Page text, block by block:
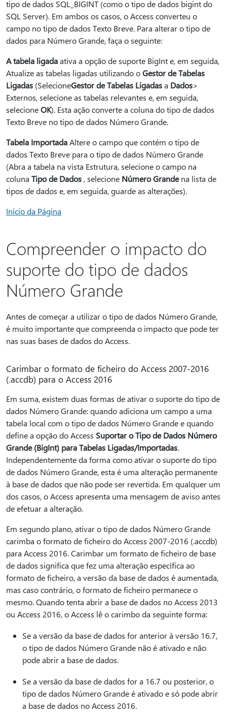
tipo de dados SQL_BIGINT (como o tipo de dados bigint do
SQL Server). Em ambos os casos, o Access converteu o
campo no tipo de dados Texto Breve. Para alterar o tipo de
dados para Número Grande, faça o seguinte:
A tabela ligadaativa a opção de suporte BigInt e, em seguida,
Atualize as tabelas ligadas utilizando oGestor de Tabelas
Ligadas (SelecioneGestor de Tabelas Ligadasa Dados>
Externos, selecione as tabelas relevantes e, em seguida,
selecioneOK). Esta ação converte a coluna do tipo de dados
Texto Breve no tipo de dados Número Grande.
Tabela ImportadaAltere o campo que contém o tipo de
dados Texto Breve para o tipo de dados Número Grande
(Abra a tabela na vista Estrutura, selecione o campo na
coluna Tipo de Dados, selecione Número Grandena lista de
tipos de dados e, em seguida, guarde as alterações).
Início da Página
Compreender o impacto do
suporte do tipo de dados
Número Grande
Antes de começar a utilizar o tipo de dados Número Grande,
é muito importante que compreenda o impacto que pode ter
nas suas bases de dados do Access.
Carimbar o formato de ficheiro do Access 2007-2016
(.accdb) para o Access 2016
Em suma, existem duas formas de ativar o suporte do tipo de
dados Número Grande: quando adiciona um campo a uma
tabela local com o tipo de dados Número Grande e quando
define a opção do Access Suportar o Tipo de Dados Número
Grande (BigInt) para Tabelas Ligadas/Importadas.
Independentemente da forma como ativar o suporte do tipo
de dados Número Grande, esta é uma alteração permanente
à base de dados que não pode ser revertida. Em qualquer um
dos casos, o Access apresenta uma mensagem de aviso antes
de efetuar a alteração.
Em segundo plano, ativar o tipo de dados Número Grande
carimba o formato de ficheiro do Access 2007-2016 (.accdb)
para Access 2016. Carimbar um formato de ficheiro de base
de dados significa que fez uma alteração específica ao
formato de ficheiro, a versão da base de dados é aumentada,
mas caso contrário, o formato de ficheiro permanece o
mesmo. Quando tenta abrir a base de dados no Access 2013
ou Access 2016, o Access lê o carimbo da seguinte forma:
Se a versão da base de dados for anterior à versão 16.7,
o tipo de dados Número Grande não é ativado e não
pode abrir a base de dados.
Se a versão da base de dados for a 16.7 ou posterior, o
tipo de dados Número Grande é ativado e só pode abrir
a base de dados no Access 2016.